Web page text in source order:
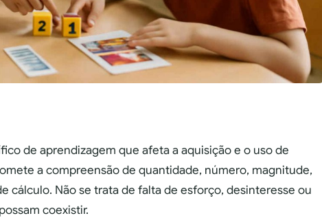
de aprendizagem que afeta a aquisição e o uso de
a compreensão de quantidade, número, magnitude,
cálculo. Não se trata de falta de esforço, desinteresse ou
coexistir.